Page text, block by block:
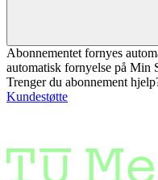
Abonnementet fornyes
automatisk fornyelse på Min
Trenger du abonnement
Kundestøtte